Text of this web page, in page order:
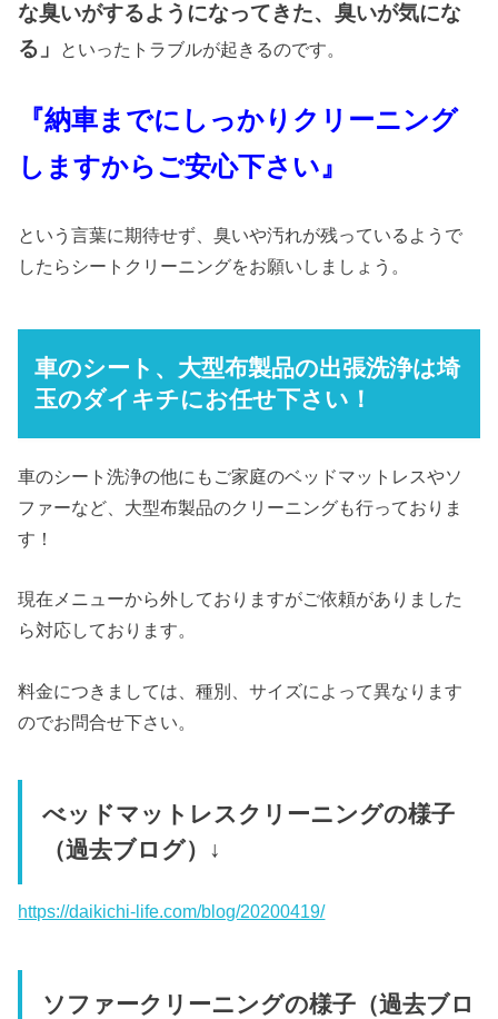
な臭いがするようになってきた、臭いが気にな
る」
といったトラブルが起きるのです。
『納車までにしっかりクリーニング
しますからご安心下さい』
という言葉に期待せず、臭いや汚れが残っているようで
したらシートクリーニングをお願いしましょう。
車のシート、大型布製品の出張洗浄は埼
玉のダイキチにお任せ下さい！
車のシート洗浄の他にもご家庭のベッドマットレスやソ
ファーなど、大型布製品のクリーニングも行っておりま
す！
現在メニューから外しておりますがご依頼がありました
ら対応しております。
料金につきましては、種別、サイズによって異なります
のでお問合せ下さい。
べッドマットレスクリーニングの様子
（過去ブログ）↓
https://daikichi-life.com/blog/20200419/
ソファークリーニングの様子（過去ブロ